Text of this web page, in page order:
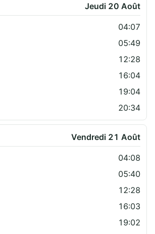
Jeudi 20 Août
04:07
05:49
12:28
16:04
19:04
20:34
Vendredi 21 Août
04:08
05:40
12:28
16:03
19:02